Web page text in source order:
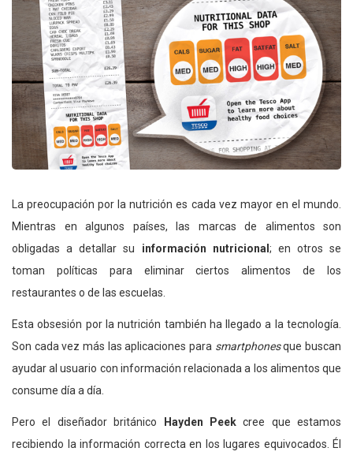
La preocupación por la nutrición es cada vez mayor en el mundo.
Mientras en algunos países, las marcas de alimentos son
obligadas a detallar su información nutricional ; en otros se
toman políticas para eliminar ciertos alimentos de los
restaurantes o de las escuelas.
Esta obsesión por la nutrición también ha llegado a la tecnología.
Son cada vez más las aplicaciones para smartphonesque buscan
ayudar al usuario con información relacionada a los alimentos que
consume día a día.
Pero el diseñador británico Hayden Peekcree que estamos
recibiendo la información correcta en los lugares equivocados. Él